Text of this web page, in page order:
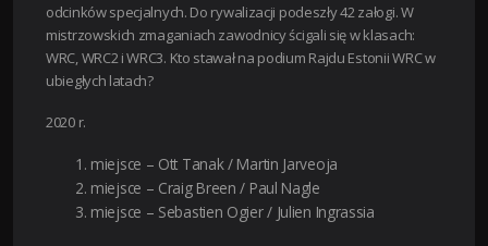
odcinków specjalnych. Do rywalizacji podeszły 42 załogi. W
mistrzowskich zmaganiach zawodnicy ścigali się w klasach:
WRC, WRC2 i WRC3. Kto stawał na podium Rajdu Estonii WRC w
ubiegłych latach?
2020 r.
miejsce – Ott Tanak / Martin Jarveoja
miejsce – Craig Breen / Paul Nagle
miejsce – Sebastien Ogier / Julien Ingrassia